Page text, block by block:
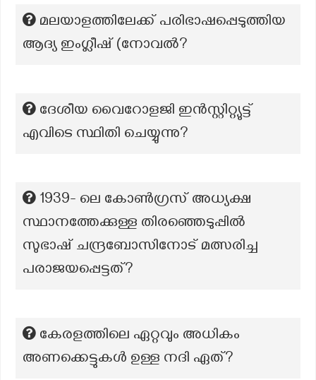
മലയാളത്തിലേക്ക് പരിഭാഷപ്പെടുത്തിയ
ആദ്യ ഇംഗ്ലീഷ് (നോവല്‍?
ദേശീയ വൈറോളജി ഇൻസ്റ്റിറ്റ്യുട്ട്
എവിടെ സ്ഥിതി ചെയ്യുന്നു?
1939- ലെ കോൺഗ്രസ് അധ്യക്ഷ
സ്ഥാനത്തേക്കുള്ള തിരഞ്ഞെടുപ്പിൽ
സുഭാഷ് ചന്ദ്രബോസിനോട് മത്സരിച്ച
പരാജയപ്പെട്ടത്?
കേരളത്തിലെ ഏറ്റവും അധികം
അണക്കെട്ടുകൾ ഉള്ള നദി ഏത്?